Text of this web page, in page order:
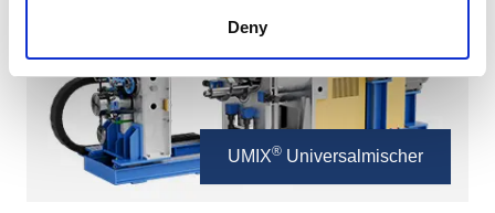
Deny
UMIX® Universalmischer